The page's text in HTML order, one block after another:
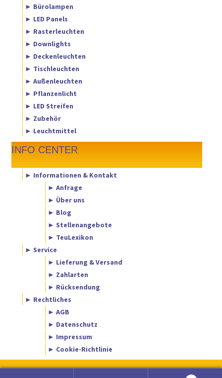
► Bürolampen
► LED Panels
► Rasterleuchten
► Downlights
► Deckenleuchten
► Tischleuchten
► Außenleuchten
► Pflanzenlicht
► LED Streifen
► Zubehör
► Leuchtmittel
INFO CENTER
► Informationen & Kontakt
► Anfrage
► Über uns
► Blog
► Stellenangebote
► TeuLexikon
► Service
► Lieferung & Versand
► Zahlarten
► Rücksendung
► Rechtliches
► AGB
► Datenschutz
► Impressum
► Cookie-Richtlinie